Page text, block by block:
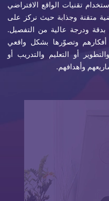
تقنيات الواقع الافتراضي
متقنة وجذابة حيث نركز على
بدقة ودرجة عالية من التفصيل.
أفكارهم وتصوّرها بشكل واقعي
أو التعليم والتدريب أو
وأهدافهم.